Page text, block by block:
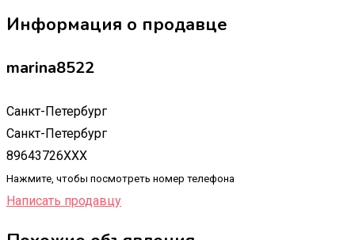
Информация о продавце
marina8522
Санкт-Петербург
Санкт-Петербург
89643726XXX
Нажмите, чтобы посмотреть номер телефона
Написать продавцу